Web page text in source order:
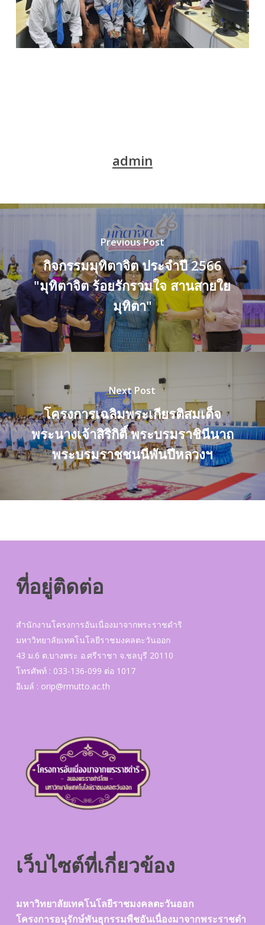
admin
Previous Post
กิจกรรมมุทิตาจิต ประจำปี 2566
"มุทิตาจิต ร้อยรักรวมใจ สานสายใย
มุทิตา"
Next Post
โครงการเฉลิมพระเกียรติสมเด็จ
พระนางเจ้าสิริกิติ์ พระบรมราชินีนาถ
พระบรมราชชนนีพันปีหลวงฯ
ที่อยู่ติดต่อ
สำนักงานโครงการอันเนื่องมาจากพระราชดำริ
มหาวิทยาลัยเทคโนโลยีราชมงคลตะวันออก
43 ม.6 ต.บางพระ อ.ศรีราชา จ.ชลบุรี 20110
โทรศัพท์ : 033-136-099 ต่อ 1017
อีเมล์ : orip@rmutto.ac.th
เว็บไซต์ที่เกี่ยวข้อง
มหาวิทยาลัยเทคโนโลยีราชมงคลตะวันออก
โครงการอนุรักษ์พันธุกรรมพืชอันเนื่องมาจากพระราชดำ